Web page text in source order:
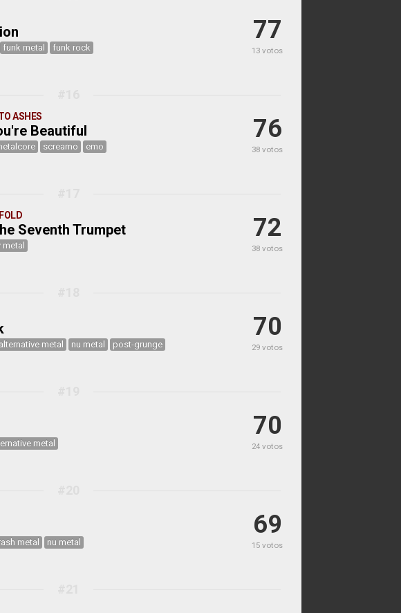
77
13 votos
funk metal funk rock
76
38 votos
ASHES
Beautiful
screamo emo
72
38 votos
Seventh Trumpet
metal
70
29 votos
alternative metal nu metal post-grunge
70
24 votos
metal
69
15 votos
metal nu metal